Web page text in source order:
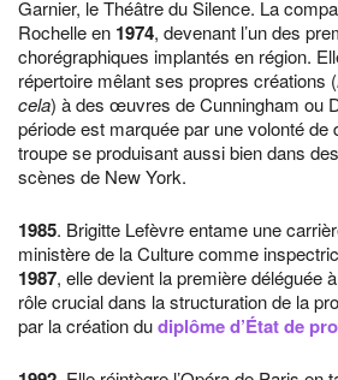
Garnier, le Théâtre du Silence. La
Rochelle en 1974, devenant l’un des
chorégraphiques implantés en région.
répertoire mêlant ses propres créations (
cela) à des œuvres de Cunningham ou
période est marquée par une volonté de
troupe se produisant aussi bien dans
scènes de New York.
1985. Brigitte Lefèvre entame une
ministère de la Culture comme
1987, elle devient la première déléguée
rôle crucial dans la structuration de la
par la création dudiplôme d’État de